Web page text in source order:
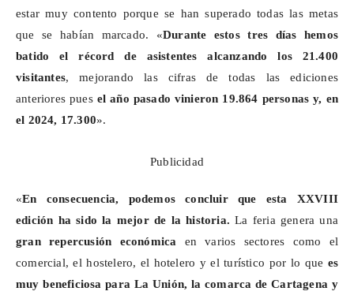
estar muy contento porque se han superado todas las metas
que se habían marcado. «Durante estos tres días hemos
batido el récord de asistentes alcanzando los 21.400
visitantes, mejorando las cifras de todas las ediciones
anteriores puesel año pasado vinieron 19.864 personas y, en
el 2024, 17.300».
Publicidad
«En consecuencia, podemos concluir que esta XXVIII
edición ha sido la mejor de la historia. La feria genera una
gran repercusión económica en varios sectores como el
comercial, el hostelero, el hotelero y el turístico por lo que es
muy beneficiosa para La Unión, la comarca de Cartagena y